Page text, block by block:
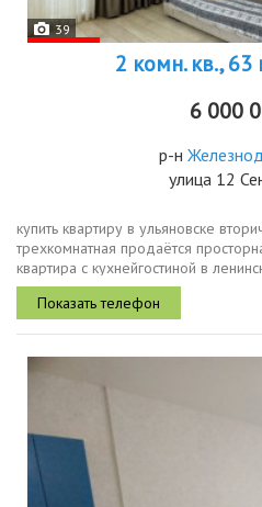
39
2 комн. кв., 63
6 000
р-н
улица 12
купить квартиру в ульяновске
трехкомнатная продаётся
квартира с кухнейгостиной в
городаесли вы хотите купить
требует...